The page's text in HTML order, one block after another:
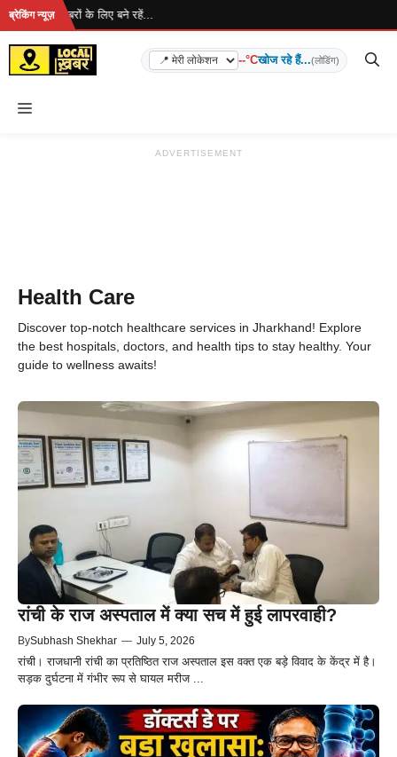
Skip
content
ब्रेकिंग न्यूज़
ताज़ा खबरों के लिए बने रहें...
--°Cखोज रहे हैं...(लोडिंग)
Menu
ADVERTISEMENT
Health Care
Discover top-notch healthcare services in Jharkhand! Explore
the best hospitals, doctors, and health tips to stay healthy. Your
guide to wellness awaits!
रांची के राज अस्पताल में क्या सच में हुई लापरवाही?
BySubhash Shekhar — July 5, 2026
रांची। राजधानी रांची का प्रतिष्ठित राज अस्पताल इस वक्त एक बड़े विवाद के केंद्र में है।
सड़क दुर्घटना में गंभीर रूप से घायल मरीज ...